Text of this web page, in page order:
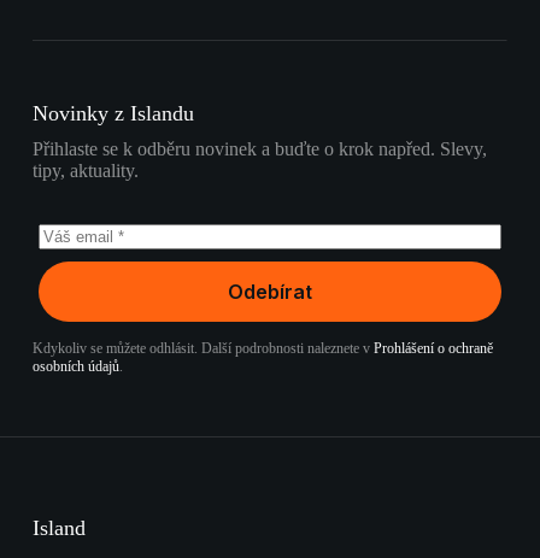
Novinky z Islandu
Přihlaste se k odběru novinek a buďte o krok napřed. Slevy,
tipy, aktuality.
Odebírat
Kdykoliv se můžete odhlásit. Další podrobnosti naleznete v Prohlášení o ochraně
osobních údajů
Island